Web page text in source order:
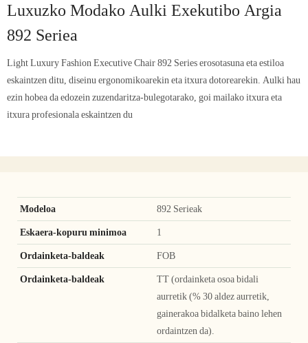
Luxuzko Modako Aulki Exekutibo Argia
892 Seriea
Light Luxury Fashion Executive Chair 892 Series erosotasuna eta estiloa
eskaintzen ditu, diseinu ergonomikoarekin eta itxura dotorearekin. Aulki hau
ezin hobea da edozein zuzendaritza-bulegotarako, goi mailako itxura eta
itxura profesionala eskaintzen du
Modeloa 892 Serieak
Eskaera-kopuru minimoa 1
Ordainketa-baldeak FOB
Ordainketa-baldeak
TT (ordainketa osoa bidali
aurretik (% 30 aldez aurretik,
gainerakoa bidalketa baino lehen
ordaintzen da).